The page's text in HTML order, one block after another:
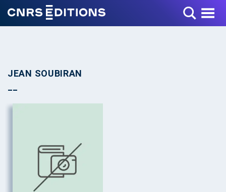
Toggle Menu
JEAN SOUBIRAN